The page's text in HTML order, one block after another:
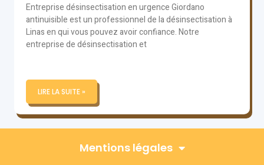
Entreprise désinsectisation en urgence Giordano
antinuisible est un professionnel de la désinsectisation à
Linas en qui vous pouvez avoir confiance. Notre
entreprise de désinsectisation et
LIRE LA SUITE »
Mentions légales